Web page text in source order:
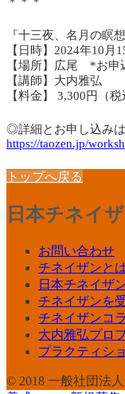
『十三夜、名月の瞑想
【日時】2024年10月
【場所】広尾 *お申
【講師】大内雅弘
【料金】 3,300円（税
◎詳細とお申し込み
https://taozen.jp/
トップへ戻る
日本チネイ
お問い合わせ
チネイザンと
日本チネイザ
チネイザンを
チネイザンコ
大内雅弘プロ
プラクティシ
© 2018 一般社団法